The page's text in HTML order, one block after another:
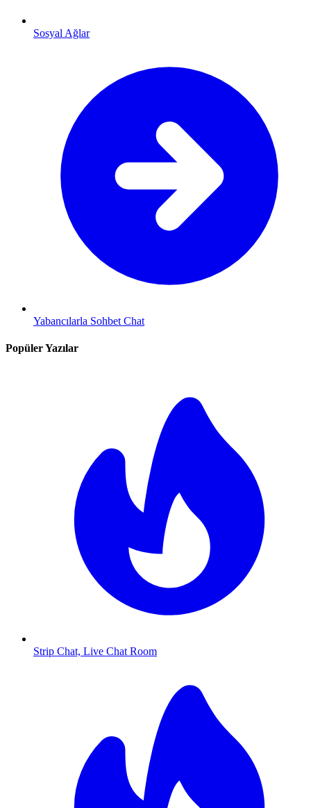
Sosyal Ağlar
Yabancılarla Sohbet Chat
Popüler Yazılar
Strip Chat, Live Chat Room